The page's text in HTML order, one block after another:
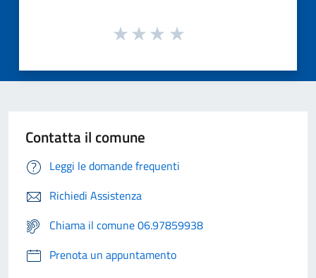
Contatta il comune
Leggi le domande frequenti
Richiedi Assistenza
Chiama il comune 06.97859938
Prenota un appuntamento